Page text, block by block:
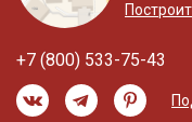
+7 (800) 533-75-43